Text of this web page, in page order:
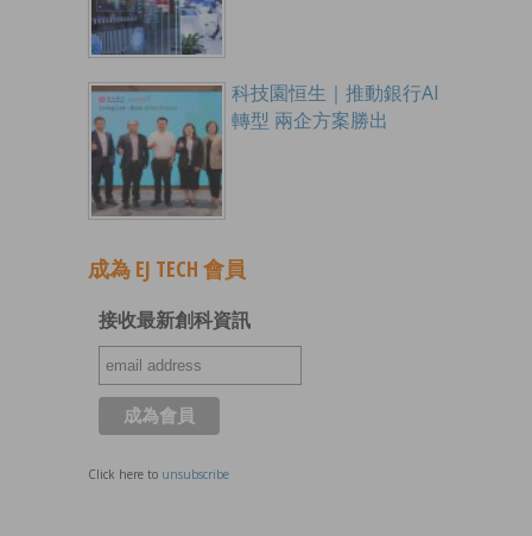
科技園恒生｜推動銀行AI
轉型 兩企方案勝出
成為 EJ TECH 會員
接收最新創科資訊
Click here to unsubscribe